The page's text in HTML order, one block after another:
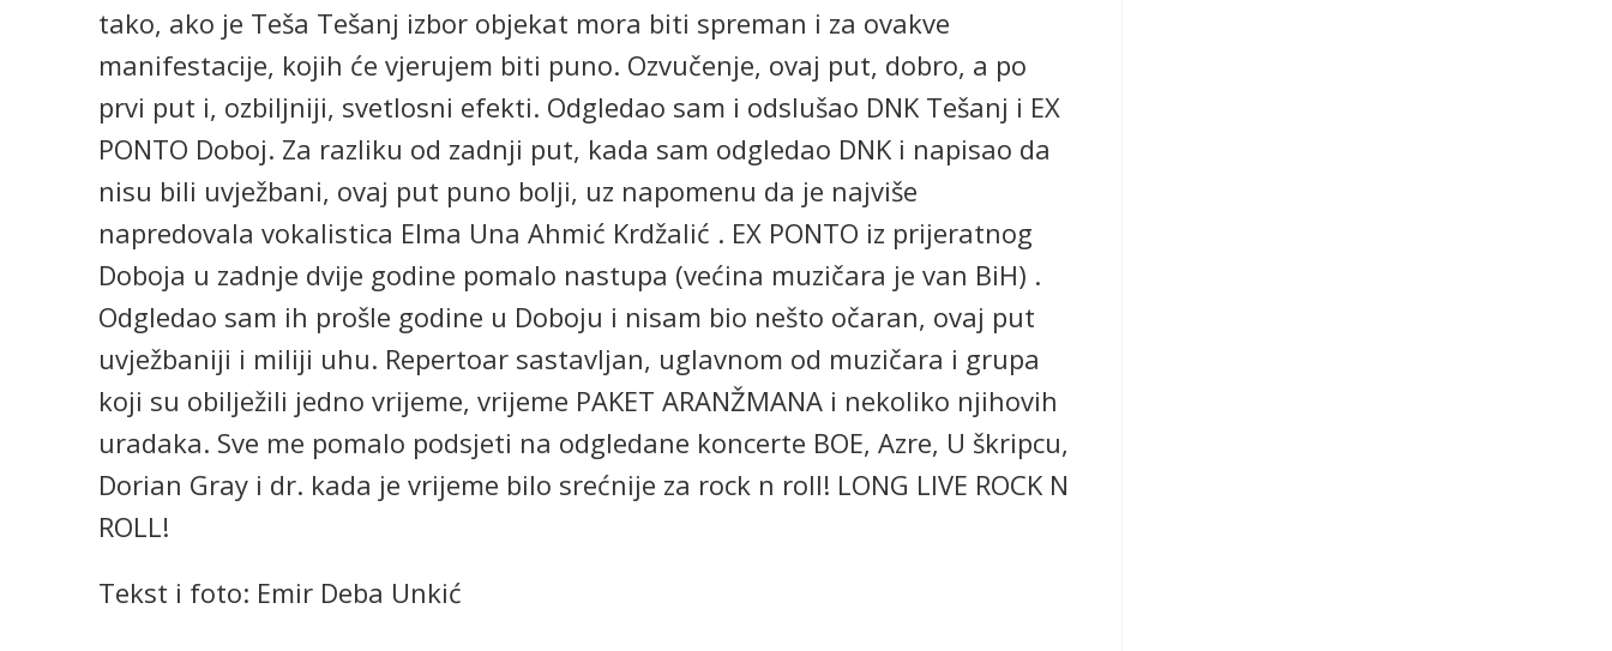
tako, ako je Teša Tešanj izbor objekat mora biti spreman i za ovakve
manifestacije, kojih će vjerujem biti puno. Ozvučenje, ovaj put, dobro, a po
prvi put i, ozbiljniji, svetlosni efekti. Odgledao sam i odslušao DNK Tešanj i EX
PONTO Doboj. Za razliku od zadnji put, kada sam odgledao DNK i napisao da
nisu bili uvježbani, ovaj put puno bolji, uz napomenu da je najviše
napredovala vokalistica Elma Una Ahmić Krdžalić . EX PONTO iz prijeratnog
Doboja u zadnje dvije godine pomalo nastupa (većina muzičara je van BiH) .
Odgledao sam ih prošle godine u Doboju i nisam bio nešto očaran, ovaj put
uvježbaniji i miliji uhu. Repertoar sastavljan, uglavnom od muzičara i grupa
koji su obilježili jedno vrijeme, vrijeme PAKET ARANŽMANA i nekoliko njihovih
uradaka. Sve me pomalo podsjeti na odgledane koncerte BOE, Azre, U škripcu,
Dorian Gray i dr. kada je vrijeme bilo srećnije za rock n roll! LONG LIVE ROCK N
ROLL!
Tekst i foto: Emir Deba Unkić